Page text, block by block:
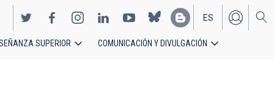
EN
ES
SUPERIOR COMUNICACIÓN Y DIVULGACIÓN